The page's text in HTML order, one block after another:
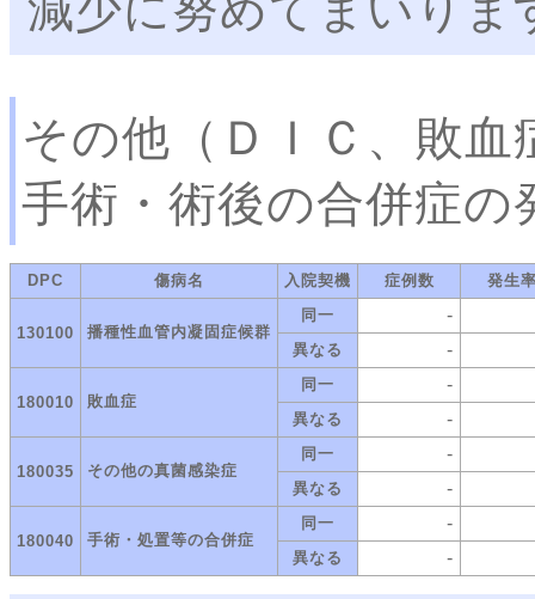
その他（ＤＩＣ、敗
手術・術後の合併症の
DPC 傷病名 入院契機 症例数 発生
130100 播種性血管内凝固症候群
同一 -
異なる -
180010 敗血症
同一 -
異なる -
180035 その他の真菌感染症
同一 -
異なる -
180040 手術・処置等の合併症
同一 -
異なる -